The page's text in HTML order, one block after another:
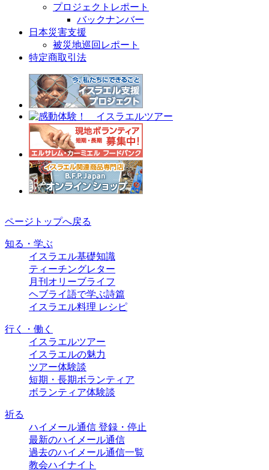
プロジェクトレポート
バックナンバー
日本災害支援
被災地巡回レポート
特定商取引法
ページトップへ戻る
知る・学ぶ
イスラエル基礎知識
ティーチングレター
月刊オリーブライフ
ヘブライ語で学ぶ詩篇
イスラエル料理 レシピ
行く・働く
イスラエルツアー
イスラエルの魅力
ツアー体験談
短期・長期ボランティア
ボランティア体験談
祈る
ハイメール通信 登録・停止
最新のハイメール通信
過去のハイメール通信一覧
教会ハイナイト